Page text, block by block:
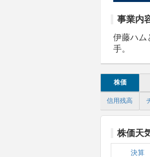
事業内
伊藤ハム
手。
株価
信用残高
株価天
決算